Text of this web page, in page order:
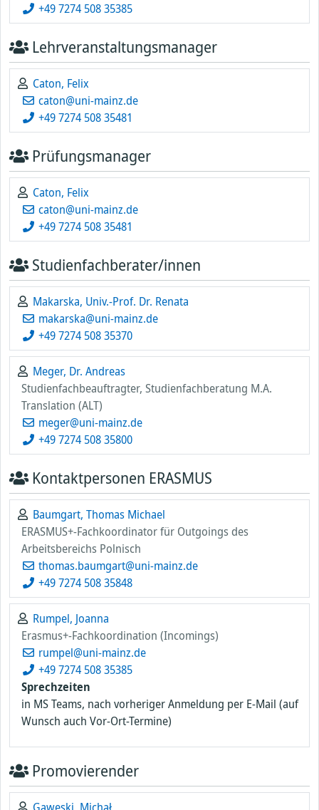
+49 7274 508 35385
Lehrveranstaltungsmanager
Caton, Felix
caton@uni-mainz.de
+49 7274 508 35481
Prüfungsmanager
Caton, Felix
caton@uni-mainz.de
+49 7274 508 35481
Studienfachberater/innen
Makarska, Univ.-Prof. Dr. Renata
makarska@uni-mainz.de
+49 7274 508 35370
Meger, Dr. Andreas
Studienfachbeauftragter, Studienfachberatung M.A.
Translation (ALT)
meger@uni-mainz.de
+49 7274 508 35800
Kontaktpersonen ERASMUS
Baumgart, Thomas Michael
ERASMUS+-Fachkoordinator für Outgoings des
Arbeitsbereichs Polnisch
thomas.baumgart@uni-mainz.de
+49 7274 508 35848
Rumpel, Joanna
Erasmus+-Fachkoordination (Incomings)
rumpel@uni-mainz.de
+49 7274 508 35385
Sprechzeiten
in MS Teams, nach vorheriger Anmeldung per E-Mail (auf
Wunsch auch Vor-Ort-Termine)
Promovierender